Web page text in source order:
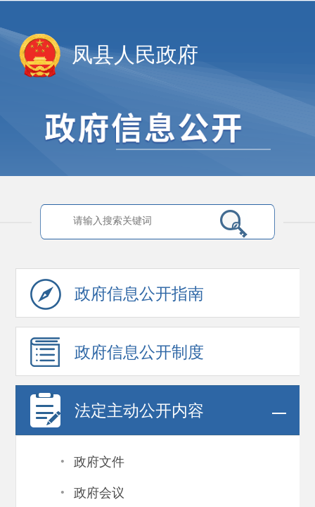
凤县人民政府
政府信息公开指南
政府信息公开制度
法定主动公开内容
· 政府文件
· 政府会议